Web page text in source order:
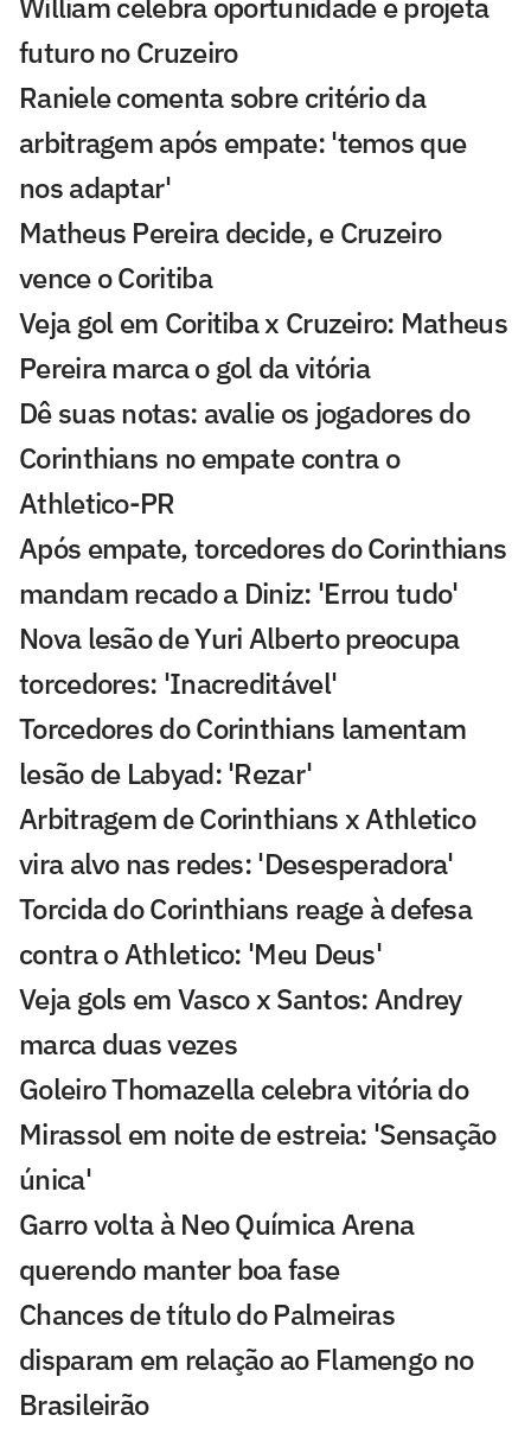
futuro no Cruzeiro
Raniele comenta sobre critério da
arbitragem após empate: 'temos que
nos adaptar'
Matheus Pereira decide, e Cruzeiro
vence o Coritiba
Veja gol em Coritiba x Cruzeiro: Matheus
Pereira marca o gol da vitória
Dê suas notas: avalie os jogadores do
Corinthians no empate contra o
Athletico-PR
Após empate, torcedores do Corinthians
mandam recado a Diniz: 'Errou tudo'
Nova lesão de Yuri Alberto preocupa
torcedores: 'Inacreditável'
Torcedores do Corinthians lamentam
lesão de Labyad: 'Rezar'
Arbitragem de Corinthians x Athletico
vira alvo nas redes: 'Desesperadora'
Torcida do Corinthians reage à defesa
contra o Athletico: 'Meu Deus'
Veja gols em Vasco x Santos: Andrey
marca duas vezes
Goleiro Thomazella celebra vitória do
Mirassol em noite de estreia: 'Sensação
única'
Garro volta à Neo Química Arena
querendo manter boa fase
Chances de título do Palmeiras
disparam em relação ao Flamengo no
Brasileirão